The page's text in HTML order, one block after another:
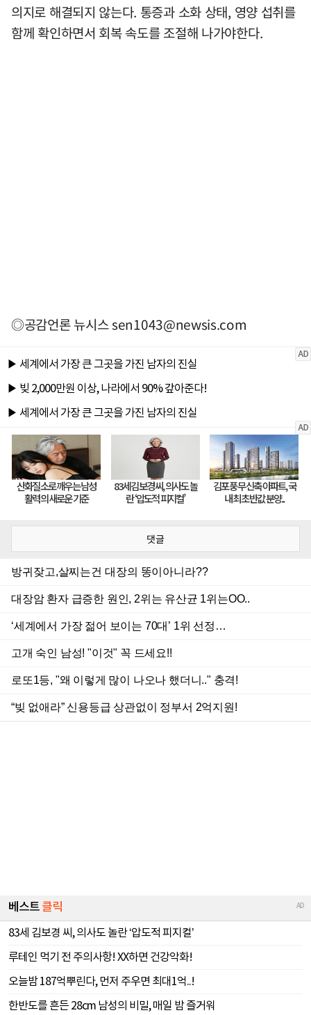
의지로 해결되지 않는다. 통증과 소화 상태, 영양 섭취를
함께 확인하면서 회복 속도를 조절해 나가야한다.
◎공감언론 뉴시스sen1043@newsis.com
댓글